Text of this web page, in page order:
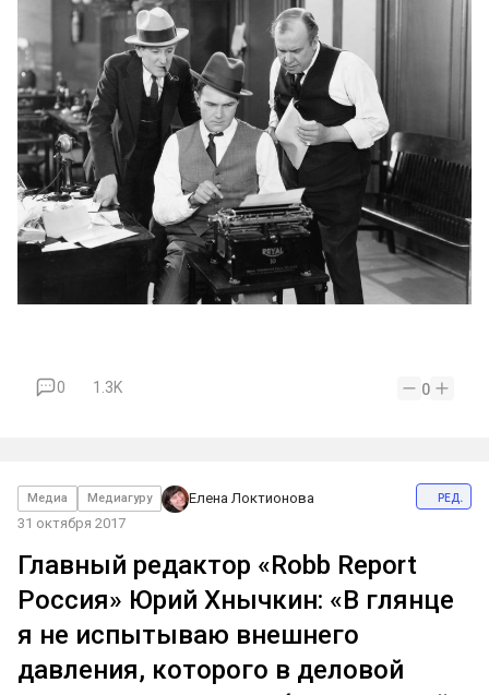
0 1.3K 0
Медиа Медиагуру
Елена Локтионова
31 октября 2017
ред.
Главный редактор «Robb Report
Россия» Юрий Хнычкин: «В глянце
я не испытываю внешнего
давления, которого в деловой